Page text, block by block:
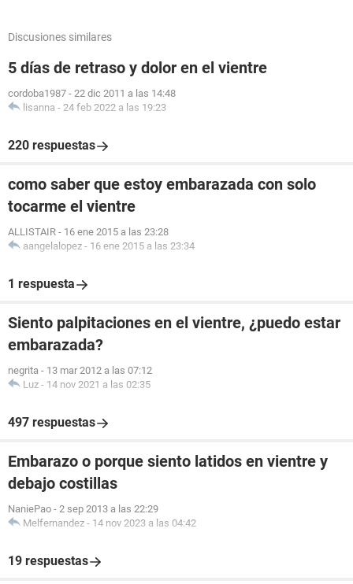
Discusiones similares
5 días de retraso y dolor en el vientre
cordoba1987 - 22 dic 2011 a las 14:48
lisanna - 24 feb 2022 a las 19:23
220 respuestas
como saber que estoy embarazada con solo
tocarme el vientre
ALLISTAIR - 16 ene 2015 a las 23:28
aangelalopez - 16 ene 2015 a las 23:34
1 respuesta
Siento palpitaciones en el vientre, ¿puedo estar
embarazada?
negrita - 13 mar 2012 a las 07:12
Luz - 14 nov 2021 a las 02:35
497 respuestas
Embarazo o porque siento latidos en vientre y
debajo costillas
NaniePao - 2 sep 2013 a las 22:29
Melfernandez - 14 nov 2023 a las 04:42
19 respuestas